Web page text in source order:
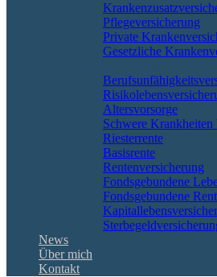
Pflegeversicherung
Private
Gesetzliche
Altersvorsorge
Schwere Krankheiten
Riesterrente
Basisrente
Rentenversicherung
Fondsgebundene
Fondsgebundene
News
Über mich
Kontakt